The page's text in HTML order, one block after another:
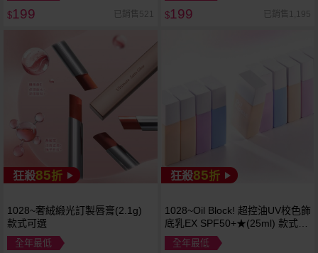
$199 已銷售521 $199 已銷售1,195
狂殺85折
1028~奢絨緞光訂製唇膏(2.1g)
款式可選
全年最低
狂殺85折
1028~Oil Block! 超控油UV校色飾
底乳EX SPF50+★(25ml) 款式可
選
全年最低